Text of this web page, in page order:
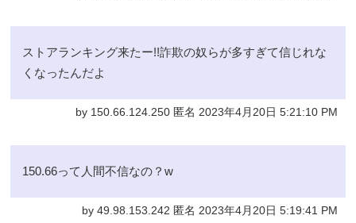
ストアランキング来たー!!詐欺の奴らが多すぎて信じれな
くなったんだよ
by 150.66.124.250 匿名 2023年4月20日 5:21:10 PM
150.66って人間不信なの？w
by 49.98.153.242 匿名 2023年4月20日 5:19:41 PM